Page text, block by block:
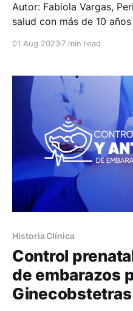
Autor: Fabiola Vargas,
salud con más de 10
AstraZeneca y Huli en la
Actualizado: 30 de junio, 2026 Si en tu
registras diagnósticos sin
01 Aug 20237 min read
Historia Clínica
Control
de embarazos
Ginecobstetras